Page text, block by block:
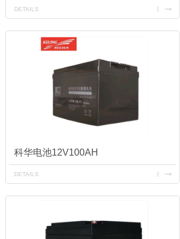
DETAILS
科华电池12V100AH
DETAILS